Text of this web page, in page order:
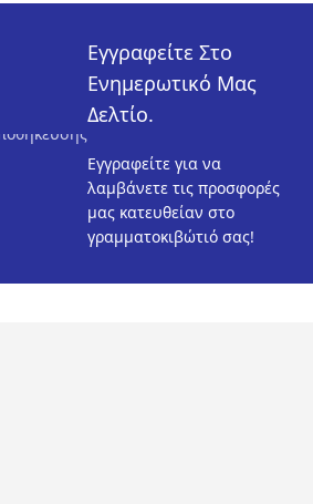
Εγγραφείτε Στο
Ενημερωτικό Μας
Δελτίο.
Εγγραφείτε για να
λαμβάνετε τις προσφορές
μας κατευθείαν στο
γραμματοκιβώτιό σας!